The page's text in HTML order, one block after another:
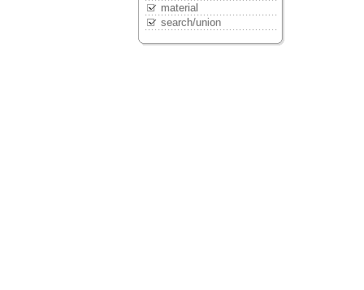
material
search/union